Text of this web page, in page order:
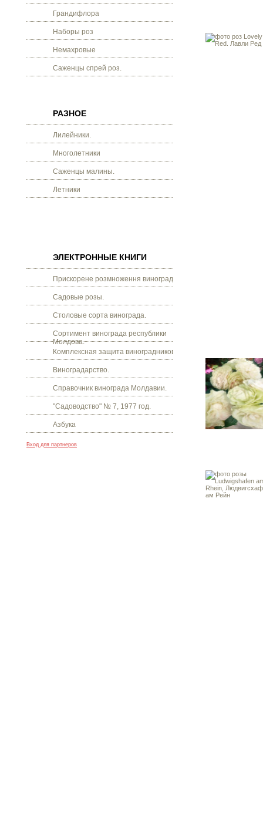
Грандифлора
Наборы роз
Немахровые
Саженцы спрей роз.
РАЗНОЕ
Лилейники.
Многолетники
Саженцы малины.
Летники
ЭЛЕКТРОННЫЕ КНИГИ
Прискорене розмноження винограду.
Садовые розы.
Столовые сорта винограда.
Сортимент винограда республики
Молдова.
Комплексная защита виноградников.
Виноградарство.
Справочник винограда Молдавии.
"Садоводство" № 7, 1977 год.
Азбука
Вход для партнеров